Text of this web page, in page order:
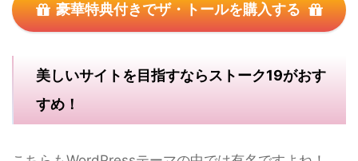
豪華特典付きでザ・トールを購入する
美しいサイトを目指すならストーク19がおす
すめ！